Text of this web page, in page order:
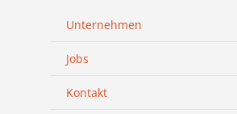
Unternehmen
Jobs
Kontakt